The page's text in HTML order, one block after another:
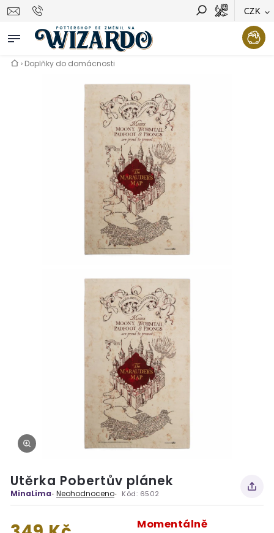
CZK
Vyhledávání Hledat
› Doplňky do domácnosti
Utěrka Pobertův plánek
MinaLima Neohodnoceno Kód: 6502
Momentálně